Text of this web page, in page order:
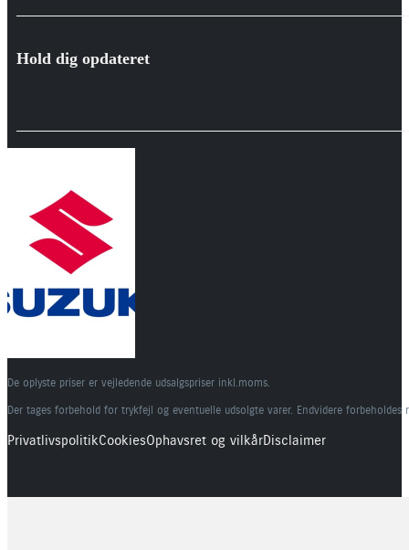
Hold dig opdateret
De oplyste priser er vejledende udsalgspriser inkl.moms.
Der tages forbehold for trykfejl og eventuelle udsolgte varer. Endvidere
PrivatlivspolitikCookiesOphavsret og vilkårDisclaimer